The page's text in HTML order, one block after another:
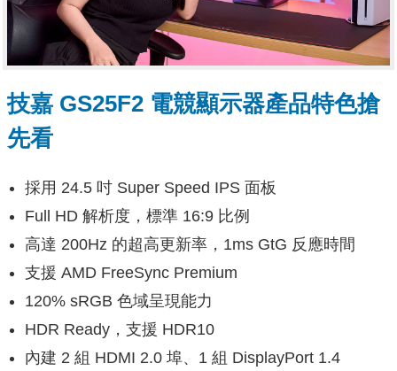
技嘉 GS25F2 電競顯示器產品特色搶
先看
採用 24.5 吋 Super Speed IPS 面板
Full HD 解析度，標準 16:9 比例
高達 200Hz 的超高更新率，1ms GtG 反應時間
支援 AMD FreeSync Premium
120% sRGB 色域呈現能力
HDR Ready，支援 HDR10
內建 2 組 HDMI 2.0 埠、1 組 DisplayPort 1.4